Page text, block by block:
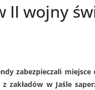
II wojny
zabezpieczali
zakładów w Jaśle